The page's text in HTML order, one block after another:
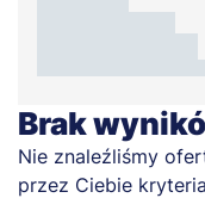
Brak
Nie znaleźliśmy
przez Ciebie